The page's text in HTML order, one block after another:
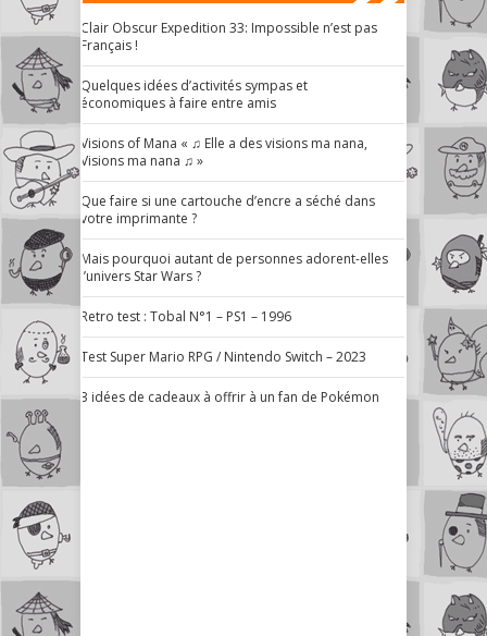
Clair Obscur Expedition 33: Impossible n’est pas
Français !
Quelques idées d’activités sympas et
économiques à faire entre amis
Visions of Mana « ♫ Elle a des visions ma nana,
Visions ma nana ♫ »
Que faire si une cartouche d’encre a séché dans
votre imprimante ?
Mais pourquoi autant de personnes adorent-elles
l’univers Star Wars ?
Retro test : Tobal N°1 – PS1 – 1996
Test Super Mario RPG / Nintendo Switch – 2023
3 idées de cadeaux à offrir à un fan de Pokémon